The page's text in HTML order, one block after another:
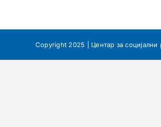
Copyright 2025 | Центар за